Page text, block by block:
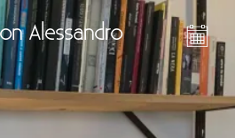
Alessandro